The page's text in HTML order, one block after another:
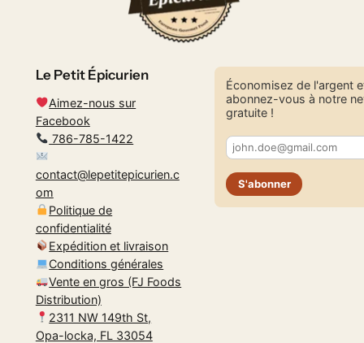
Le Petit Épicurien
Aimez-nous sur
Facebook
786-785-1422
contact@lepetitepicurien.c
om
Politique de
confidentialité
Expédition et livraison
Conditions générales
Vente en gros (FJ Foods
Distribution)
2311 NW 149th St,
Opa-locka, FL 33054
Économisez de l'argent
abonnez-vous à notre
gratuite !
S'abonner